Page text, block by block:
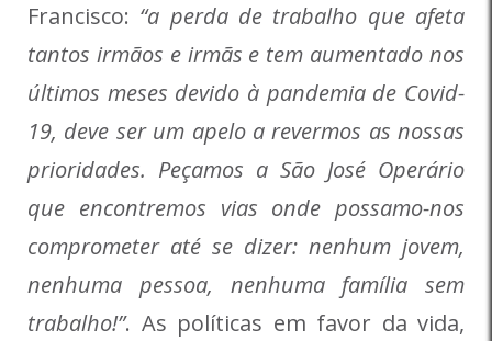
Francisco: “a perda de trabalho que afeta
tantos irmãos e irmãs e tem aumentado nos
últimos meses devido à pandemia de Covid-
19, deve ser um apelo a revermos as nossas
prioridades. Peçamos a São José Operário
que encontremos vias onde possamo-nos
comprometer até se dizer: nenhum jovem,
nenhuma pessoa, nenhuma família sem
trabalho!”. As políticas em favor da vida,